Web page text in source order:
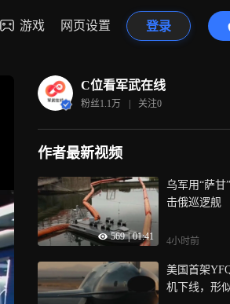
游戏 网页设置 登录
C位看军武在线
粉丝1.1万 | 关注0
作者最新视频
569 | 01:41
乌军用“萨甘
击俄巡逻舰
4小时前
美国首架
机下线，形